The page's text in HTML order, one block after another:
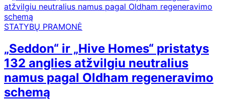
STATYBŲ PRAMONĖ
„Seddon“ ir „Hive Homes“ pristatys
132 anglies atžvilgiu neutralius
namus pagal Oldham regeneravimo
schemą